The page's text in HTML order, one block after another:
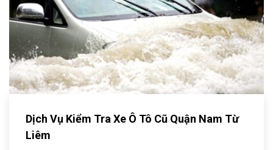
Dịch Vụ Kiểm Tra Xe Ô Tô Cũ Quận Nam Từ
Liêm